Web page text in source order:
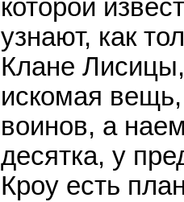
которой
узнают, как
Клане
искомая
воинов, а
десятка, у
Кроу есть